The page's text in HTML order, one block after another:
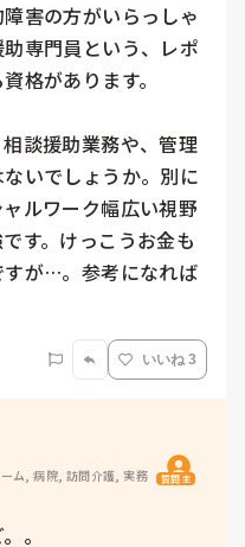
害の方がいらっしゃ
専門員という、レポ
格があります。
談援助業務や、管理
いでしょうか。別に
ルワーク幅広い視野
す。けっこうお金も
すが…。参考になれば
いいね 3
ム, 病院, 訪問介護, 実務 質問主
。